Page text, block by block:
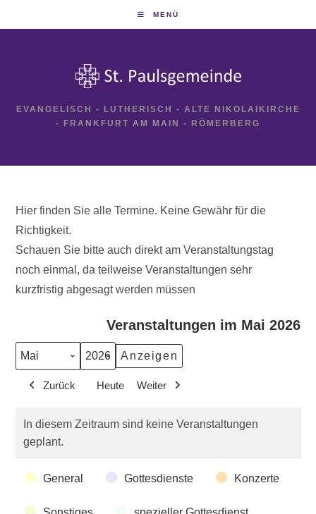
MENÜ
EVANGELISCH - LUTHERISCH - ALTE NIKOLAIKIRCHE
- FRANKFURT AM MAIN - RÖMERBERG
Hier finden Sie alle Termine. Keine Gewähr für die
Richtigkeit.
Schauen Sie bitte auch direkt am Veranstaltungstag
noch einmal, da teilweise Veranstaltungen sehr
kurzfristig abgesagt werden müssen
Veranstaltungen im Mai 2026
Monat
Jahr
Zurück
Heute Weiter
In diesem Zeitraum sind keine Veranstaltungen
geplant.
Veranstaltungskategorien
General Gottesdienste Konzerte